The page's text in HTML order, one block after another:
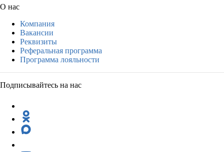
О нас
Компания
Вакансии
Реквизиты
Реферальная программа
Программа лояльности
Подписывайтесь на нас